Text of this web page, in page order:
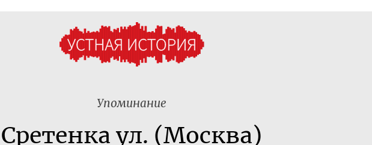
Упоминание
Сретенка ул. (Москва)